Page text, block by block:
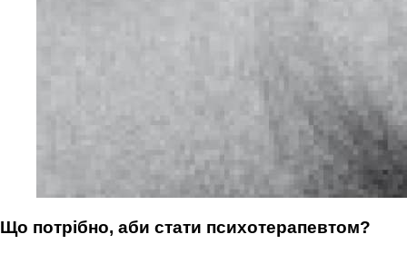
Що потрібно, аби стати психотерапевтом?